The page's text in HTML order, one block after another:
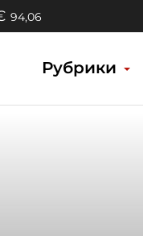
94,06
Рубрики